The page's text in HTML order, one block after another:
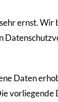
ernst. Wir
Daten